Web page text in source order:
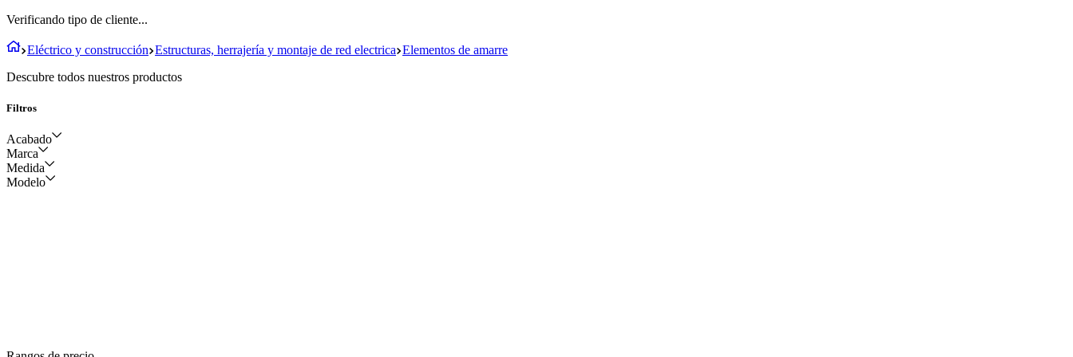
Verificando tipo de cliente...
Eléctrico y construcción Estructuras, herrajería y montaje de red electrica Elementos de amarre
Descubre todos nuestros productos
Filtros
Acabado
Galvanizado
Marca
IMPUCHE
Medida
Modelo